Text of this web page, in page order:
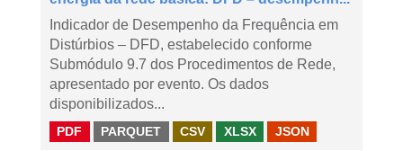
Indicador de Desempenho da Frequência em
Distúrbios – DFD, estabelecido conforme
Submódulo 9.7 dos Procedimentos de Rede,
apresentado por evento. Os dados
disponibilizados...
PDF PARQUET CSV XLSX JSON